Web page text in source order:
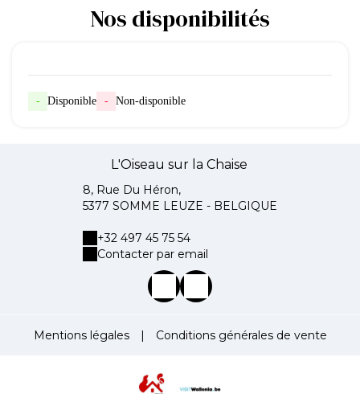
Nos disponibilités
- Disponible - Non-disponible
L'Oiseau sur la Chaise
8, Rue Du Héron,
5377 SOMME LEUZE - BELGIQUE
+32 497 45 75 54
Contacter par email
Mentions légales | Conditions générales de vente